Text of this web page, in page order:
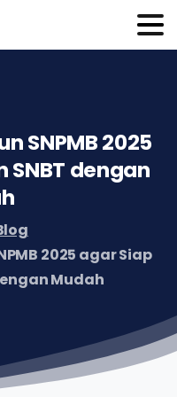
SNPMB2025
SNBT dengan
2025 agar Siap
Mudah